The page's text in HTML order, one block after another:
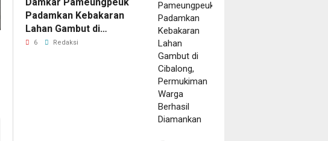
Padamkan Kebakaran
Lahan Gambut di
Cibalong, Permukiman
6 Redaksi